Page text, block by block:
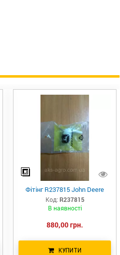
Фітінг R237815 John Deere
Код: R237815
В наявності
880,00 грн.
КУПИТИ